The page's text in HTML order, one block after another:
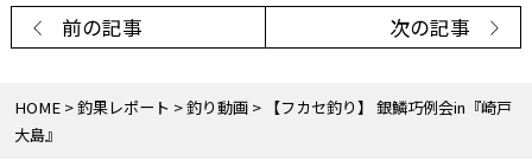
HOME 釣果レポート 釣り動画
【フカセ釣り】 銀鱗巧例会in『崎戸
大島』
前の記事 次の記事